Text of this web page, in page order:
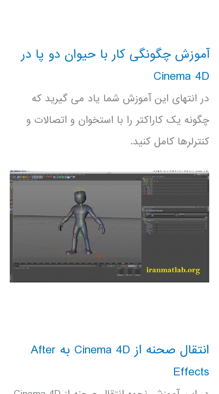
آموزش چگونگی کار با حیوان دو پا در
Cinema 4D
در انتهای این آموزش شما یاد می گیرید که
چگونه یک کاراکتر را با استخوان و اتصالات و
کنترلرها کامل کنید.
انتقال صحنه از Cinema 4D به After
Effects